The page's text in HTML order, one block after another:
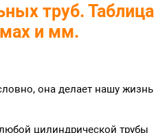
труб. Таблица
и мм.
она делает нашу жизнь
цилиндрической трубы